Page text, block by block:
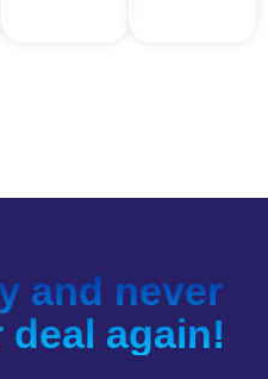
and never
again!